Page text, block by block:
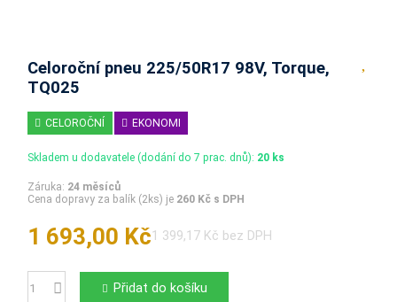
Celoroční pneu 225/50R17 98V, Torque,
TQ025
CELOROČNÍ EKONOMI
Skladem u dodavatele (dodání do 7 prac. dnů): 20 ks
Záruka: 24 měsíců
Cena dopravy za balík (2ks) je 260 Kč s DPH
1 693,00 Kč1 399,17 Kč bez DPH
Počet Přidat do košíku